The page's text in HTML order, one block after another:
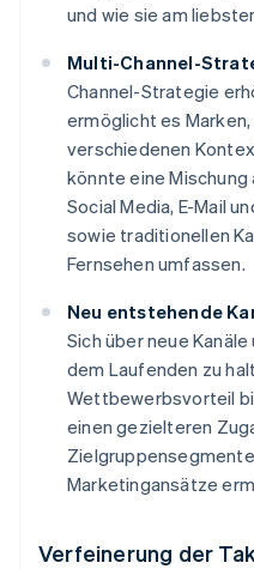
und wie sie am
Multi-Channel-
Channel-Strategie
ermöglicht es
verschiedenen
könnte eine Mischung
Social Media, E-Mail
sowie traditionellen
Fernsehen umfassen.
Neu entstehende
Sich über neue
dem Laufenden zu
Wettbewerbsvorteil
einen gezielteren
Marketingansätze
Verfeinerung der